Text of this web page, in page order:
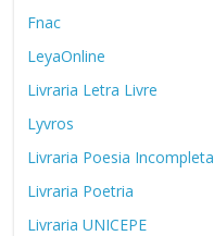
Fnac
LeyaOnline
Livraria Letra Livre
Lyvros
Livraria Poesia Incompleta
Livraria Poetria
Livraria UNICEPE